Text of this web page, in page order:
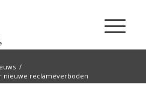
/
nieuwe reclameverboden